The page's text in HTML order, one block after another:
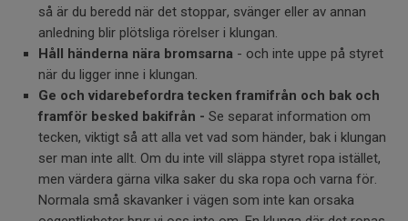
så är du beredd när det stoppar, svänger eller av annan
anledning blir plötsliga rörelser i klungan.
Håll händerna nära bromsarna - och inte uppe på styret
när du ligger inne i klungan.
Ge och vidarebefordra tecken framifrån och bak och
framför besked bakifrån - Se separat information om
tecken, viktigt så att alla vet vad som händer, bak i klungan
ser man inte allt. Om du inte vill släppa styret ropa istället,
men värdera gärna vilka saker du ska ropa och varna för.
Normala små skavanker i vägen som inte kan orsaka